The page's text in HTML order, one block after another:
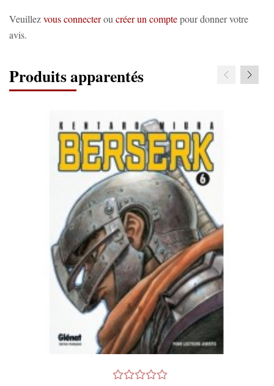
Veuillezvous connecterou créer un comptepour donner votre
avis.
Produits apparentés